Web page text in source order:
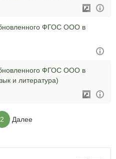
ФГОС ООО в
ФГОС ООО в
и литература)
2 Далее